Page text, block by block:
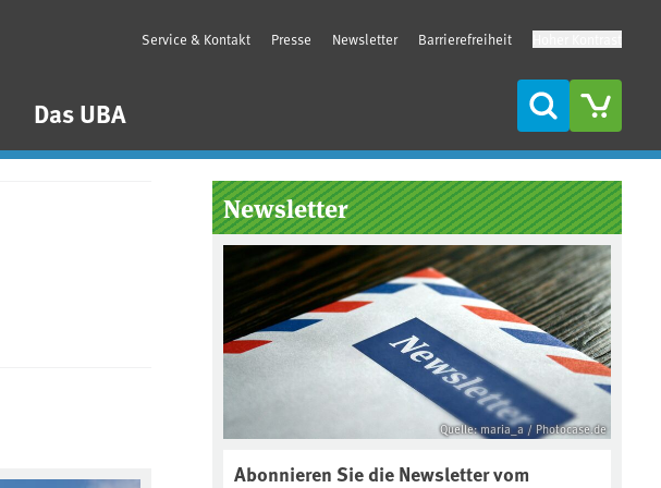
Das UBA
Service & Kontakt Presse Newsletter Barrierefreiheit
Suche
Seitenleiste
Newsletter
Quelle: maria_a / Photocase.de
Abonnieren Sie die Newsletter vom